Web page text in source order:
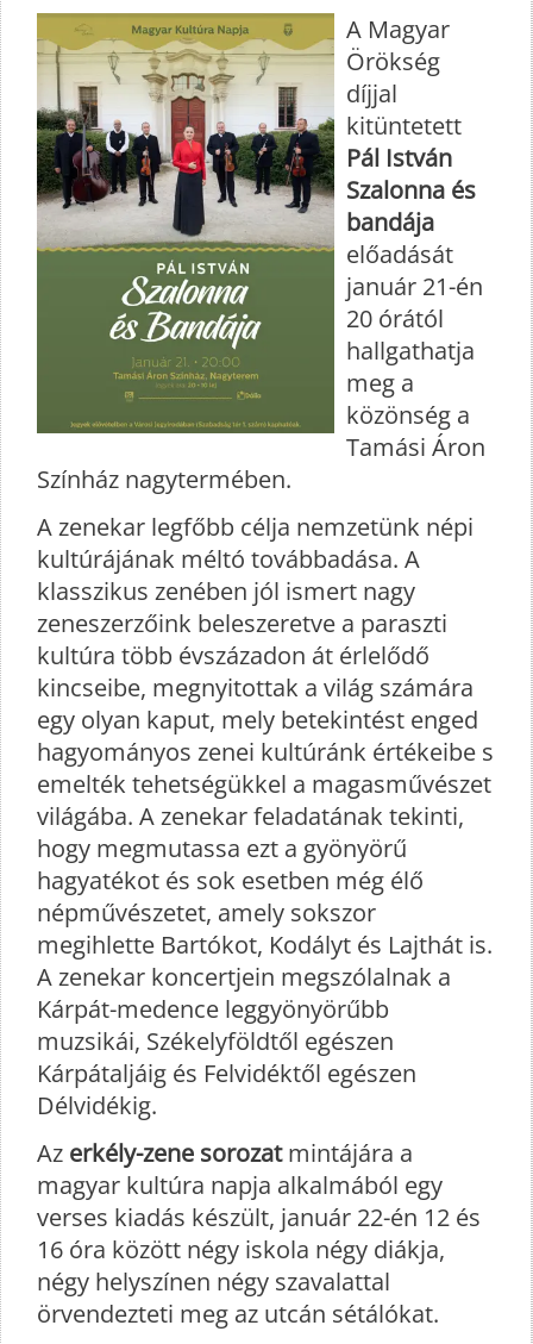
A Magyar
Örökség
díjjal
kitüntetett
Pál István
Szalonna és
bandája
előadását
január 21-én
20 órától
hallgathatja
meg a
közönség a
Tamási Áron
Színház nagytermében.
A zenekar legfőbb célja nemzetünk népi
kultúrájának méltó továbbadása. A
klasszikus zenében jól ismert nagy
zeneszerzőink beleszeretve a paraszti
kultúra több évszázadon át érlelődő
kincseibe, megnyitottak a világ számára
egy olyan kaput, mely betekintést enged
hagyományos zenei kultúránk értékeibe s
emelték tehetségükkel a magasművészet
világába. A zenekar feladatának tekinti,
hogy megmutassa ezt a gyönyörű
hagyatékot és sok esetben még élő
népművészetet, amely sokszor
megihlette Bartókot, Kodályt és Lajthát is.
A zenekar koncertjein megszólalnak a
Kárpát-medence leggyönyörűbb
muzsikái, Székelyföldtől egészen
Kárpátaljáig és Felvidéktől egészen
Délvidékig.
Az erkély-zene sorozatmintájára a
magyar kultúra napja alkalmából egy
verses kiadás készült, január 22-én 12 és
16 óra között négy iskola négy diákja,
négy helyszínen négy szavalattal
örvendezteti meg az utcán sétálókat.